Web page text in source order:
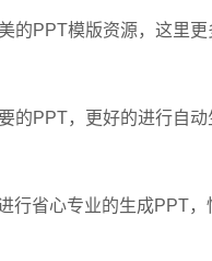
PPT模版资源，这里更
PPT，更好的进行自动
省心专业的生成PPT，